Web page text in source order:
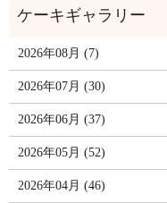
2026年08月 (7)
2026年07月 (30)
2026年06月 (37)
2026年05月 (52)
2026年04月 (46)